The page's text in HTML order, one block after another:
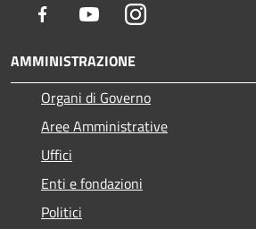
Facebook YoutubeInstagram
AMMINISTRAZIONE
Organi di Governo
Aree Amministrative
Uffici
Enti e fondazioni
Politici